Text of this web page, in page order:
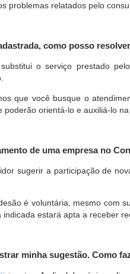
problemas relatados pelo
como posso
o serviço prestado
que você busque o
poderão orientá-lo e auxiliá-lo
de uma empresa no
sugerir a participação de
é voluntária, mesmo com
estará apta a receber
minha sugestão. Como